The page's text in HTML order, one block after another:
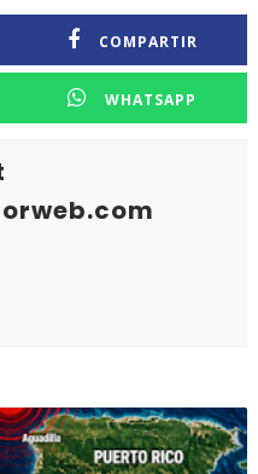
COMPARTIR
WHATSAPP